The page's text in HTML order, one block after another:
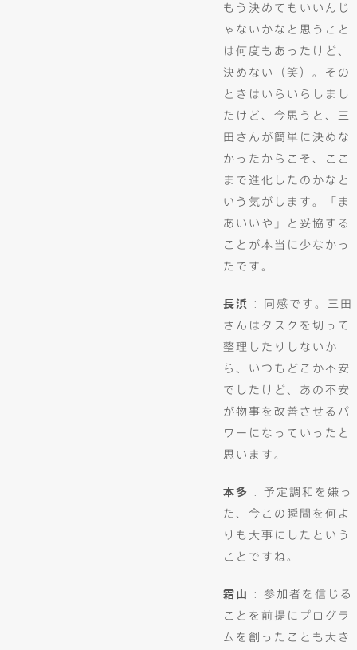
もう決めてもいいんじ
ゃないかなと思うこと
は何度もあったけど、
決めない（笑）。その
ときはいらいらしまし
たけど、今思うと、三
田さんが簡単に決めな
かったからこそ、ここ
まで進化したのかなと
いう気がします。「ま
あいいや」と妥協する
ことが本当に少なかっ
たです。
長浜 : 同感です。三田
さんはタスクを切って
整理したりしないか
ら、いつもどこか不安
でしたけど、あの不安
が物事を改善させるパ
ワーになっていったと
思います。
本多 : 予定調和を嫌っ
た、今この瞬間を何よ
りも大事にしたという
ことですね。
霜山 : 参加者を信じる
ことを前提にプログラ
ムを創ったことも大き